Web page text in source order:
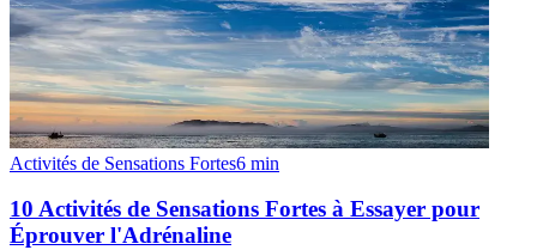
Activités de Sensations Fortes6 min
10 Activités de Sensations Fortes à Essayer pour
Éprouver l'Adrénaline